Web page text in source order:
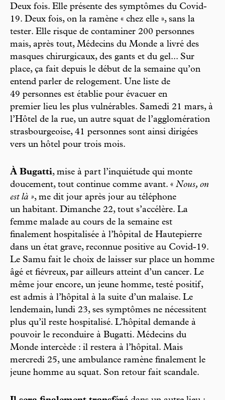
Deux fois. Elle présente des symptômes du Covid-
19. Deux fois, on la ramène « chez elle », sans la
tester. Elle risque de contaminer 200 personnes
mais, après tout, Médecins du Monde a livré des
masques chirurgicaux, des gants et du gel... Sur
place, ça fait depuis le début de la semaine qu’on
entend parler de relogement. Une liste de
49 personnes est établie pour évacuer en
premier lieu les plus vulnérables. Samedi 21 mars, à
l’Hôtel de la rue, un autre squat de l’agglomération
strasbourgeoise, 41 personnes sont ainsi dirigées
vers un hôtel pour trois mois.
À Bugatti, mise à part l’inquiétude qui monte
doucement, tout continue comme avant. « Nous, on
est là », me dit jour après jour au téléphone
un habitant. Dimanche 22, tout s’accélère. La
femme malade au cours de la semaine est
finalement hospitalisée à l’hôpital de Hautepierre
dans un état grave, reconnue positive au Covid-19.
Le Samu fait le choix de laisser sur place un homme
âgé et fiévreux, par ailleurs atteint d’un cancer. Le
même jour encore, un jeune homme, testé positif,
est admis à l’hôpital à la suite d’un malaise. Le
lendemain, lundi 23, ses symptômes ne nécessitent
plus qu’il reste hospitalisé. L’hôpital demande à
pouvoir le reconduire à Bugatti. Médecins du
Monde intercède : il restera à l’hôpital. Mais
mercredi 25, une ambulance ramène finalement le
jeune homme au squat. Son retour fait scandale.